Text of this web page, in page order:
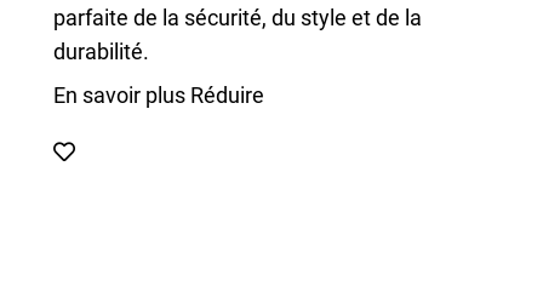
parfaite de la sécurité, du style et de la
durabilité.
En savoir plus Réduire